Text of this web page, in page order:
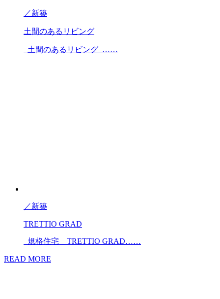
／新築
土間のあるリビング
土間のあるリビング ……
／新築
TRETTIO GRAD
規格住宅 TRETTIO GRAD……
READ MORE